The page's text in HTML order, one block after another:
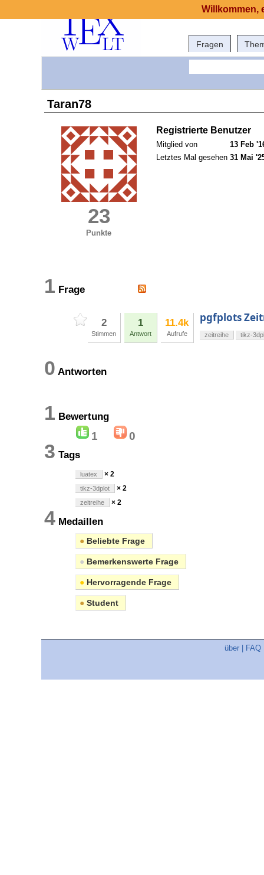
Fragen
Taran78
23
Punkte
Registrierte Benutzer
Mitglied von
13 Feb
Letztes Mal gesehen 31 Mai
1 Frage
2
Stimmen
1
Antwort
11.4k
Aufrufe
pgfplots
zeitreihe tikz-
0 Antworten
1 Bewertung
1 0
3 Tags
luatex × 2
tikz-3dplot × 2
zeitreihe × 2
4 Medaillen
● Beliebte Frage
● Bemerkenswerte Frage
● Hervorragende Frage
● Student
über FAQ
Willkommen,